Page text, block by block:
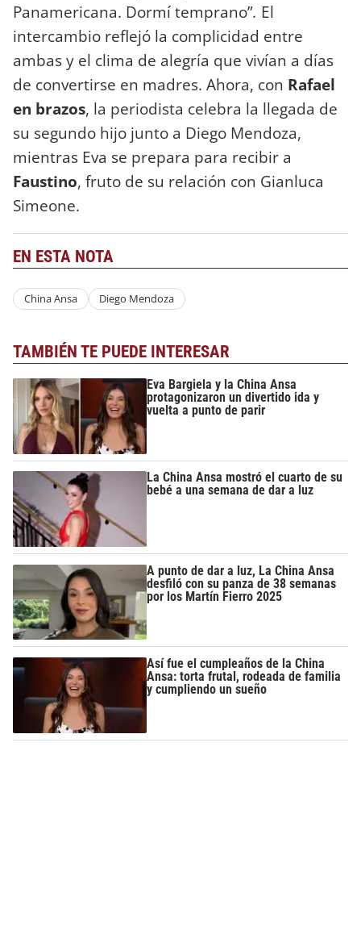
Panamericana. Dormí temprano”. El
intercambio reflejó la complicidad entre
ambas y el clima de alegría que vivían a días
de convertirse en madres. Ahora, con Rafael
en brazos, la periodista celebra la llegada de
su segundo hijo junto a Diego Mendoza,
mientras Eva se prepara para recibir a
Faustino, fruto de su relación con Gianluca
Simeone.
EN ESTA NOTA
China Ansa Diego Mendoza
TAMBIÉN TE PUEDE INTERESAR
Eva Bargiela y la China Ansa
protagonizaron un divertido ida y
vuelta a punto de parir
La China Ansa mostró el cuarto de su
bebé a una semana de dar a luz
A punto de dar a luz, La China Ansa
desfiló con su panza de 38 semanas
por los Martín Fierro 2025
Así fue el cumpleaños de la China
Ansa: torta frutal, rodeada de familia
y cumpliendo un sueño